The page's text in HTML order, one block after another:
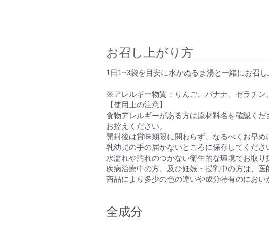
お召し上がり方
1日1~3袋を目安に水かぬるま湯と一緒にお召し
※アレルギー物質：りんご、バナナ、ゼラチン
【使用上の注意】
食物アレルギーがある方は原材料名を確認く
お控えください。
開封後は賞味期限に関わらず、なるべくお早め
乳幼児の手の届かないところに保存してくださ
水濡れや汚れのつかない衛生的な環境でお取り
疾病治療中の方、及び妊娠・授乳中の方は、医
商品により多少の色の違いや成分特有のにおい
全成分